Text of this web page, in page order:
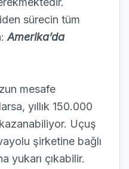
sürecin tüm
Amerika’da
mesafe
yıllık 150.000
Uçuş
şirketine bağlı
yukarı çıkabilir.